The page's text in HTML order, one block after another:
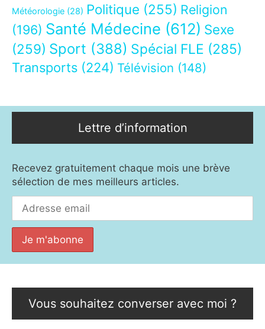
Météorologie (28) Politique (255) Religion
(196) Santé Médecine (612) Sexe
(259) Sport (388) Spécial FLE (285)
Transports (224) Télévision (148)
Lettre d’information
Recevez gratuitement chaque mois une brève
sélection de mes meilleurs articles.
Vous souhaitez converser avec moi ?